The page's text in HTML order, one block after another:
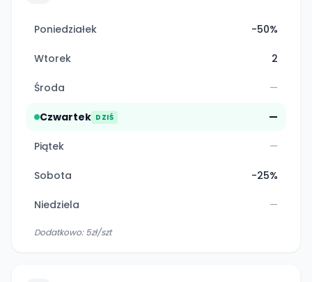
Poniedziałek -50%
Wtorek 2
Środa —
Czwartek DZIŚ —
Piątek —
Sobota -25%
Niedziela —
Dodatkowo:5zł/szt